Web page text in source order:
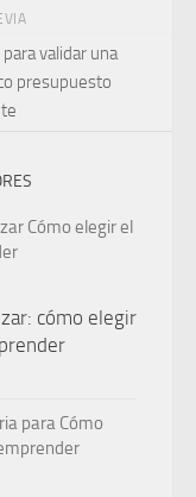
validar una
presupuesto
cómo elegir